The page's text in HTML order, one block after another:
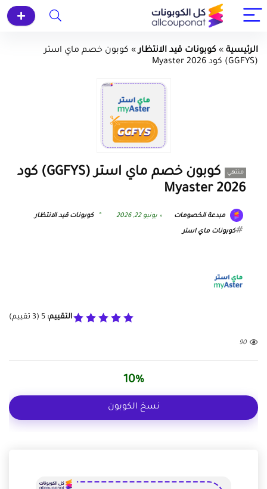
الرئيسية » كوبونات قيد الانتظار» كوبون خصم ماي استر
(GGFYS) كود Myaster 2026
منتهي
كوبون خصم ماي استر (GGFYS) كود
Myaster 2026
مبدعة الخصومات يونيو 22, 2026 كوبونات قيد الانتظار
كوبونات ماي استر
التقييم: 5
(
3 تقييم)
90
10%
نسخ الكوبون